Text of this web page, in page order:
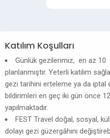
Katılım Koşulları
Günlük gezilerimiz, en az
planlanmıştır. Yeterli katılım
gezi tarihini erteleme ya da iptal
bildirimleri en geç iki gün önce
yapılmaktadır.
FEST Travel doğal, sosyal,
dolayı gezi güzergâhını